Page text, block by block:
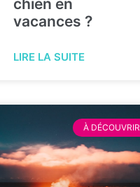
chien en
vacances ?
LIRE LA SUITE
À DÉCOUVRIR